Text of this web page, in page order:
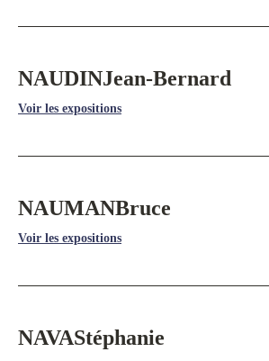
NAUDINJean-Bernard
Voir les expositions
NAUMANBruce
Voir les expositions
NAVAStéphanie